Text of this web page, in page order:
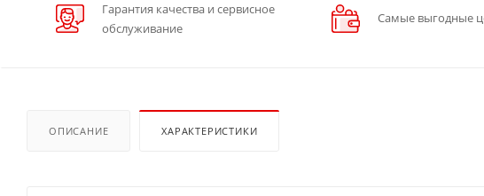
Гарантия качества и сервисное
обслуживание
Самые выгодные
ОПИСАНИЕ ХАРАКТЕРИСТИКИ